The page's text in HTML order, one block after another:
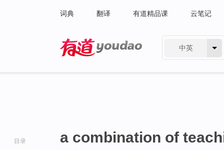
词典 翻译 有道精品课 云笔记
中英
目录 a combination of